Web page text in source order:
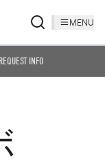
MENU
REQUEST INFO